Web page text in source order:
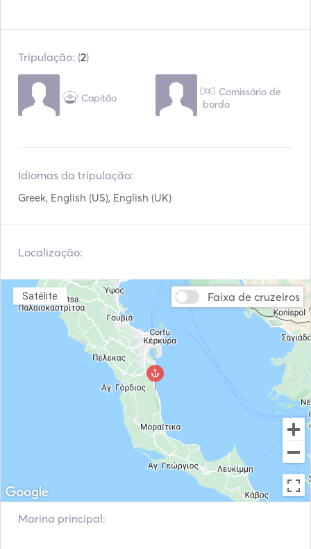
TV
Conexão Aux Conexão USB
Mp3 Player / Rádio /
CD
Tubos Insufláveis /
Donuts
Sistema de extinção
automática de
incêndio
Pára-lamas
Extintores portáteis de
incêndio
Coletes de salvação
Sistema de navegação VHF
Guinchos elétricos
Tripulação: (2)
Capitão
Comissário de
bordo
Idiomas da tripulação:
Greek, English (US), English (UK)
Localização:
Faixa de cruzeiros
Satélite
Marina principal: